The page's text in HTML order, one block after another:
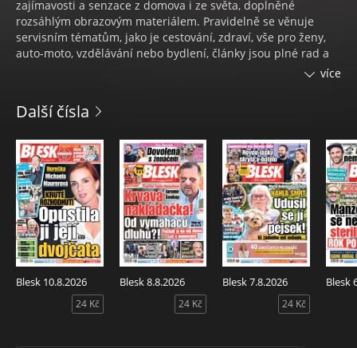
zajímavosti a senzace z domova i ze světa, doplněné
rozsáhlým obrazovým materiálem. Pravidelně se věnuje
servisním tématům, jako je cestování, zdraví, vše pro ženy,
auto-moto, vzdělávání nebo bydlení, články jsou plné rad a
doporučení. Sobotní příloha je souhrnem nejzajímavějších
regionálních mutacích Praha, Praha a střední Čechy, jižní
okolí, jižní Morava a severní Morava. V neděli vychází jeho
magazínový sourozenec Nedělní BLESK.
více
Další čísla
Blesk 10.8.2026
24 Kč
Blesk 8.8.2026
24 Kč
Blesk 7.8.2026
24 Kč
Blesk